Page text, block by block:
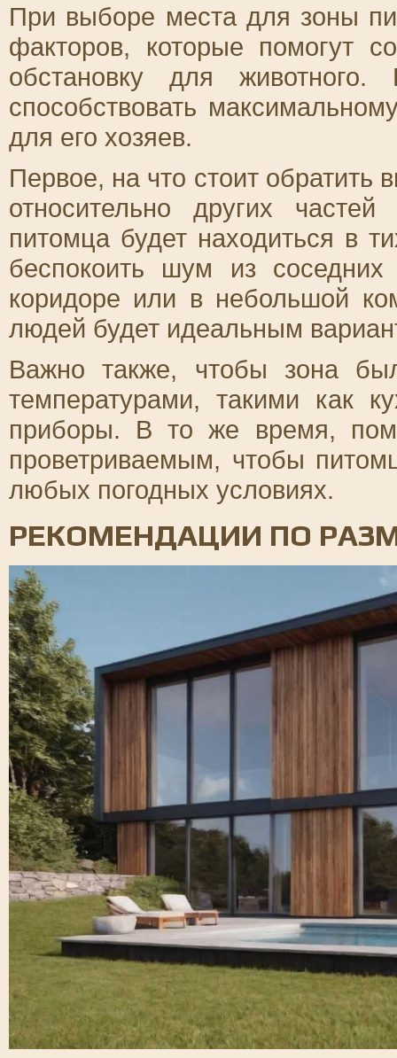
При выборе места для зоны
факторов, которые помогут
обстановку для
способствовать
для его хозяев.
Первое, на что стоит обратить
относительно других
питомца будет находиться в
беспокоить шум из
коридоре или в небольшой
людей будет идеальным
Важно также, чтобы зона
температурами, такими как
приборы. В то же время,
проветриваемым, чтобы
любых погодных условиях.
РЕКОМЕНДАЦИИ ПО